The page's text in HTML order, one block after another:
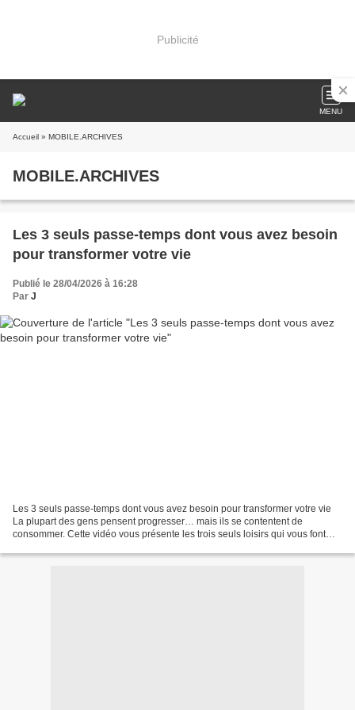
Publicité
MENU
Accueil » MOBILE.ARCHIVES
MOBILE.ARCHIVES
Les 3 seuls passe-temps dont vous avez besoin
pour transformer votre vie
Publié le 28/04/2026 à 16:28
Par J
Les 3 seuls passe-temps dont vous avez besoin pour transformer votre vie
La plupart des gens pensent progresser… mais ils se contentent de
consommer. Cette vidéo vous présente les trois seuls loisirs qui vous font